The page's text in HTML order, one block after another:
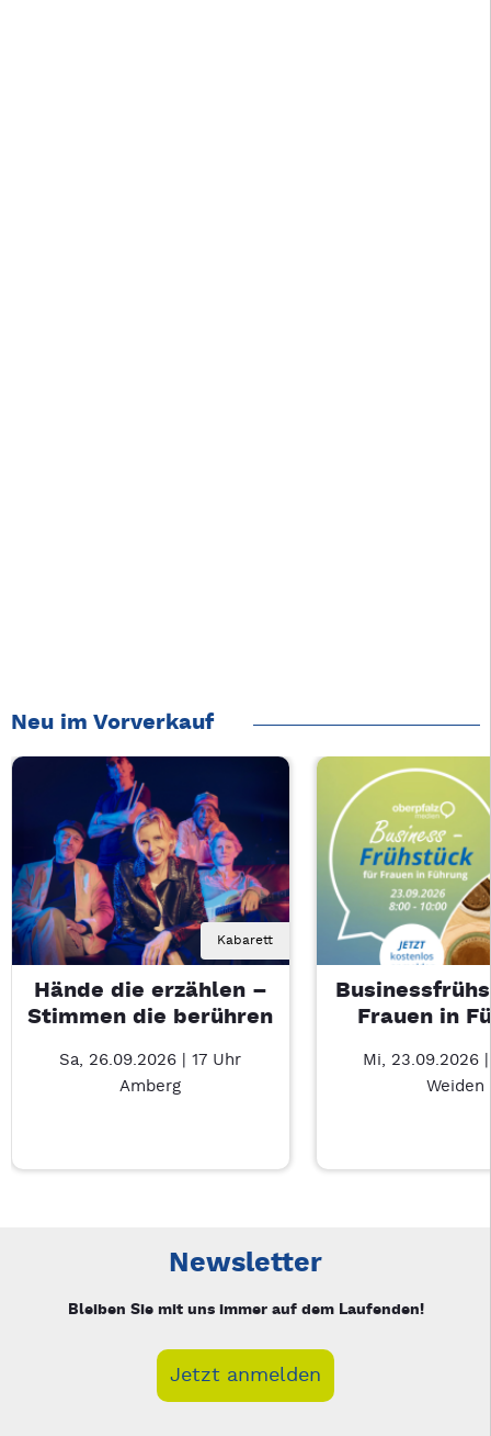
Neu im Vorverkauf
Kabarett
Hände die erzählen –
Stimmen die berühren
Sa, 26.09.2026 | 17 Uhr
Amberg
Frauen in
Mi, 23.09.2026
Weiden
Newsletter
Bleiben Sie mit uns immer auf dem Laufenden!
Jetzt anmelden